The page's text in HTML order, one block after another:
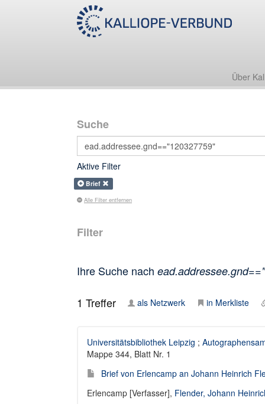
Über
Suche
Aktive Filter
Brief
Alle Filter entfernen
Filter
Ihre Suche nach
1 Treffer als Netzwerk in Merkliste
Universitätsbibliothek Leipzig ;
Mappe 344, Blatt Nr. 1
Brief von Erlencamp an Johann Heinrich
Erlencamp [Verfasser], Flender, Johann